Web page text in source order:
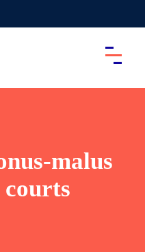
malus